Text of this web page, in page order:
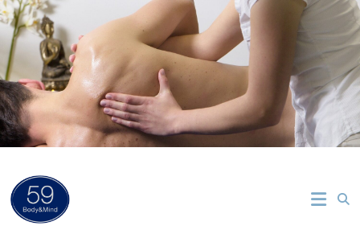
Vai
al
contenuto